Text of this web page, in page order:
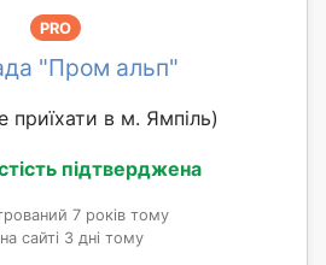
PRO
"Пром альп"
в м. Ямпіль)
підтверджена
7 років тому
сайті 3 дні тому